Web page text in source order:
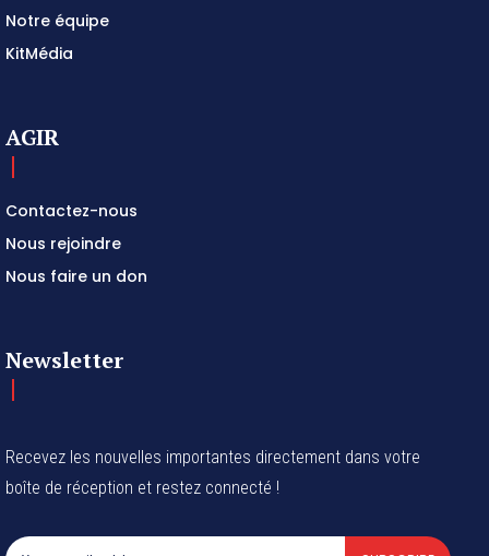
Notre équipe
KitMédia
AGIR
Contactez-nous
Nous rejoindre
Nous faire un don
Newsletter
Recevez les nouvelles importantes directement dans votre
boîte de réception et restez connecté !